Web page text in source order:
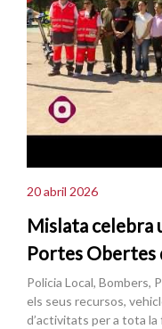
20 abril 2026
Mislata celebra
Portes Obertes
Policia Local, Bombers,
els seus recursos,
d’activitats per a tota la